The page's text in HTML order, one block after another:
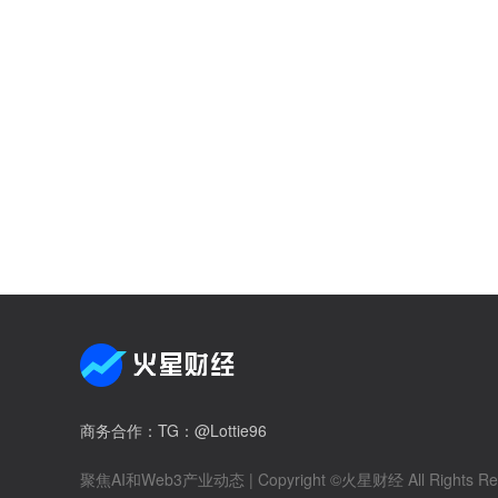
商务合作 ：TG：@Lottie96
聚焦AI和Web3产业动态 | Copyright ©火星财经 All Rights